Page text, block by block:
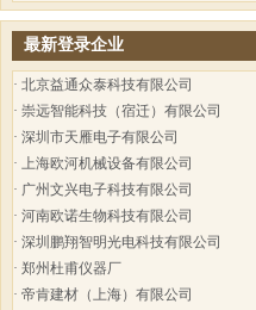
最新登录企业
· 北京益通众泰科技有限公司
· 崇远智能科技（宿迁）有限公司
· 深圳市天雁电子有限公司
· 上海欧河机械设备有限公司
· 广州文兴电子科技有限公司
· 河南欧诺生物科技有限公司
· 深圳鹏翔智明光电科技有限公司
· 郑州杜甫仪器厂
· 帝肯建材（上海）有限公司